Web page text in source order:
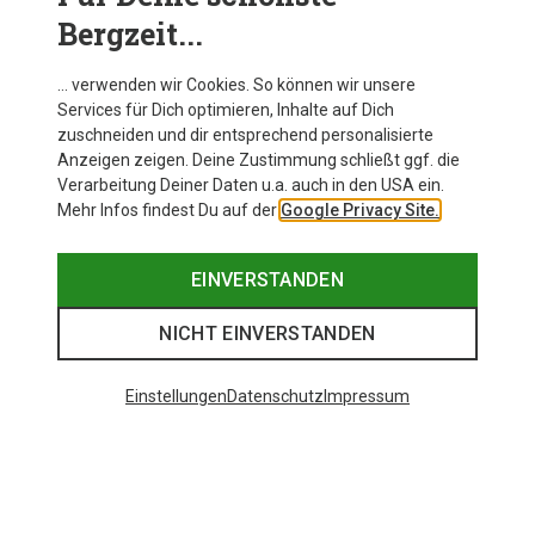
Du sparst 24%
Julbo
Whoops Spectron 4 Sportbrille
79,95 €
Bergzeit...
… verwenden wir Cookies. So können wir unsere
Services für Dich optimieren, Inhalte auf Dich
zuschneiden und dir entsprechend personalisierte
Anzeigen zeigen. Deine Zustimmung schließt ggf. die
Verarbeitung Deiner Daten u.a. auch in den USA ein.
Mehr Infos findest Du auf der Google Privacy Site.
EINVERSTANDEN
NICHT EINVERSTANDEN
EinstellungenDatenschutz Impressum